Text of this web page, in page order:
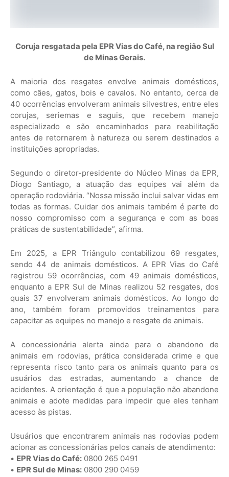
Coruja resgatada pela EPR Vias do Café, na região Sul
de Minas Gerais.
A maioria dos resgates envolve animais domésticos,
como cães, gatos, bois e cavalos. No entanto, cerca de
40 ocorrências envolveram animais silvestres, entre eles
corujas, seriemas e saguis, que recebem manejo
especializado e são encaminhados para reabilitação
antes de retornarem à natureza ou serem destinados a
instituições apropriadas.
Segundo o diretor-presidente do Núcleo Minas da EPR,
Diogo Santiago, a atuação das equipes vai além da
operação rodoviária. “Nossa missão inclui salvar vidas em
todas as formas. Cuidar dos animais também é parte do
nosso compromisso com a segurança e com as boas
práticas de sustentabilidade”, afirma.
Em 2025, a EPR Triângulo contabilizou 69 resgates,
sendo 44 de animais domésticos. A EPR Vias do Café
registrou 59 ocorrências, com 49 animais domésticos,
enquanto a EPR Sul de Minas realizou 52 resgates, dos
quais 37 envolveram animais domésticos. Ao longo do
ano, também foram promovidos treinamentos para
capacitar as equipes no manejo e resgate de animais.
A concessionária alerta ainda para o abandono de
animais em rodovias, prática considerada crime e que
representa risco tanto para os animais quanto para os
usuários das estradas, aumentando a chance de
acidentes. A orientação é que a população não abandone
animais e adote medidas para impedir que eles tenham
acesso às pistas.
Usuários que encontrarem animais nas rodovias podem
acionar as concessionárias pelos canais de atendimento:
• EPR Vias do Café: 0800 265 0491
• EPR Sul de Minas: 0800 290 0459